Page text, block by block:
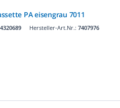
PA eisengrau 7011
4320689 Hersteller-Art.Nr.: 7407976